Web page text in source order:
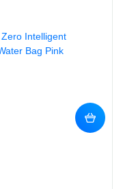
Zero Intelligent
Bag Pink